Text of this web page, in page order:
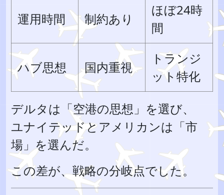
運用時間 制約あり
ほぼ24時
間
ハブ思想 国内重視
トランジ
ット特化
デルタは「空港の思想」を選び、
ユナイテッドとアメリカンは「市
場」を選んだ。
この差が、戦略の分岐点でした。